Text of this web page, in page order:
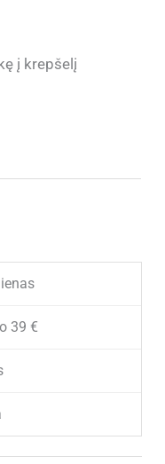
į krepšelį
39 €